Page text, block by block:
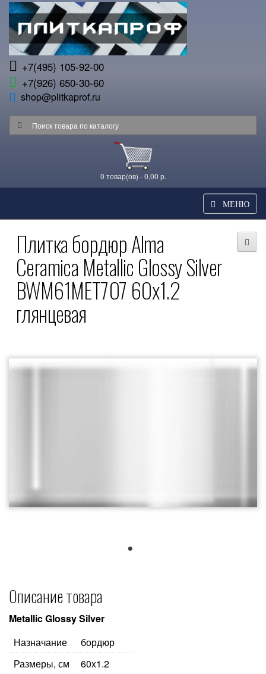
+7(495) 105-92-00
+7(926) 650-30-60
shop@plitkaprof.ru
0 товар(ов) - 0,00 р.
МЕНЮ
Плитка бордюр Alma
Ceramica Metallic Glossy Silver
BWM61MET707 60x1.2
глянцевая
Описание товара
Metallic Glossy Silver
Назначание
бордюр
Размеры, см
60x1.2